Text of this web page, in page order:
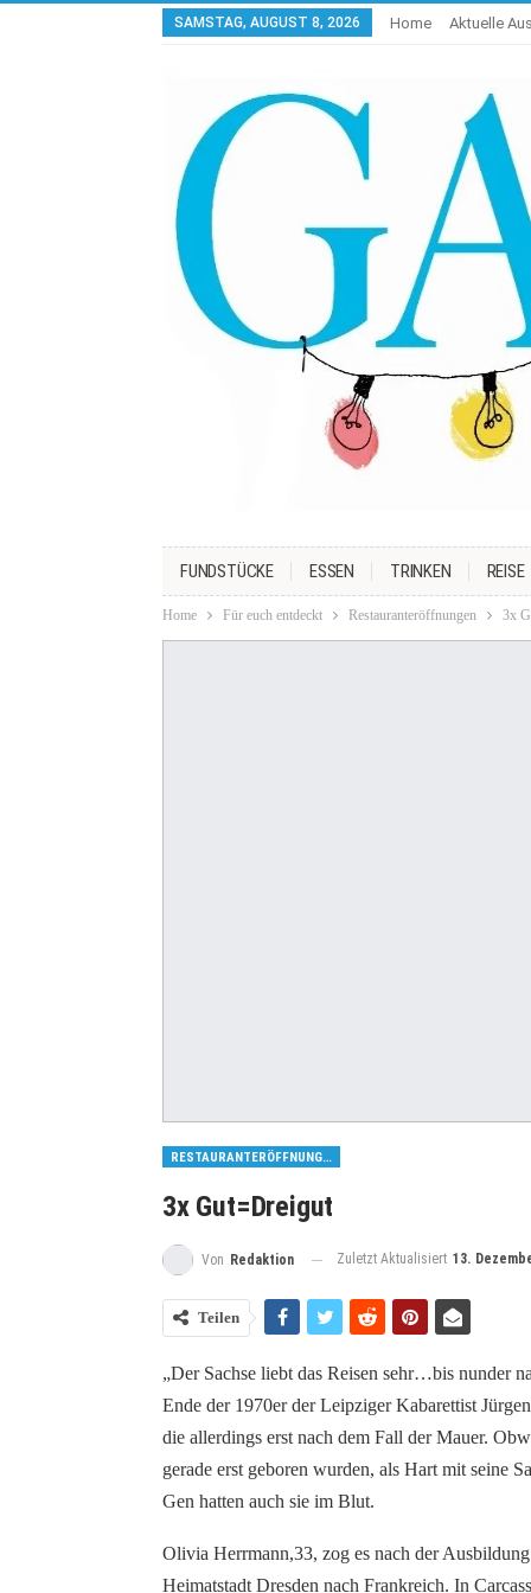
SAMSTAG, AUGUST 8, 2026 Home Aktuelle
FUNDSTÜCKE ESSEN TRINKEN REISE
Home Für euch entdeckt Restauranteröffnungen 3x
RESTAURANTERÖFFNUNGEN
3x Gut=Dreigut
Von Redaktion Zuletzt Aktualisiert 13.
Teilen
„Der Sachse liebt das Reisen sehr…bis nunder
Ende der 1970er der Leipziger Kabarettist
die allerdings erst nach dem Fall der Mauer.
gerade erst geboren wurden, als Hart mit seine
Gen hatten auch sie im Blut.
Olivia Herrmann,33, zog es nach der
Heimatstadt Dresden nach Frankreich. In